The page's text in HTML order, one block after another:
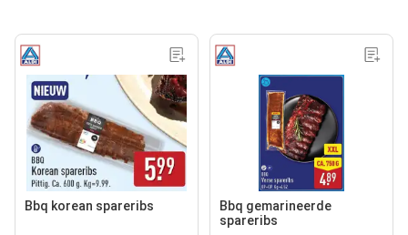
Bbq korean spareribs
Bbq gemarineerde
spareribs